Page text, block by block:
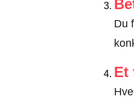
Du
Et